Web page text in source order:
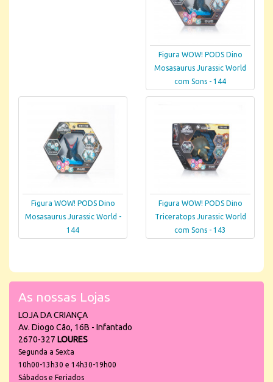
Figura WOW! PODS Dino
Mosasaurus Jurassic World
com Sons - 144
Figura WOW! PODS Dino
Mosasaurus Jurassic World -
144
Figura WOW! PODS Dino
Triceratops Jurassic World
com Sons - 143
As nossas Lojas
LOJA DA CRIANÇA
Av. Diogo Cão, 16B - Infantado
2670-327 LOURES
Segunda a Sexta
10h00-13h30 e 14h30-19h00
Sábados e Feriados